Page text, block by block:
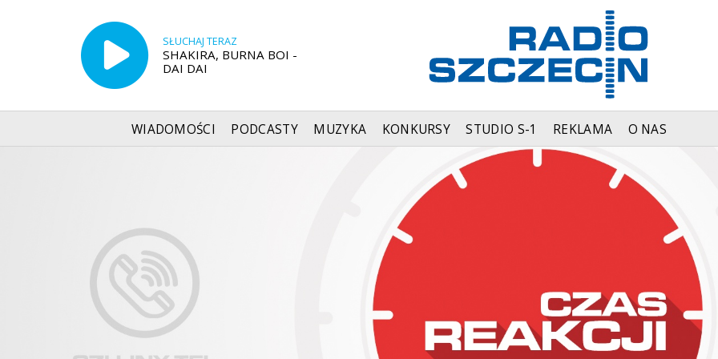
SŁUCHAJ TERAZ
SHAKIRA, BURNA BOI -
DAI DAI
WIADOMOŚCI PODCASTY MUZYKA KONKURSY STUDIO S-1 REKLAMA O NAS